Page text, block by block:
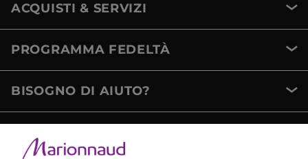
ACQUISTI & SERVIZI
PROGRAMMA FEDELTÀ
BISOGNO DI AIUTO?